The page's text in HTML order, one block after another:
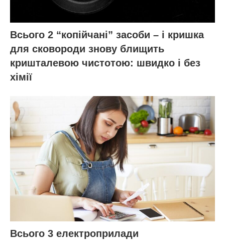
Всього 2 “копійчані” засоби – і кришка
для сковороди знову блищить
кришталевою чистотою: швидко і без
хімії
Всього 3 електроприлади